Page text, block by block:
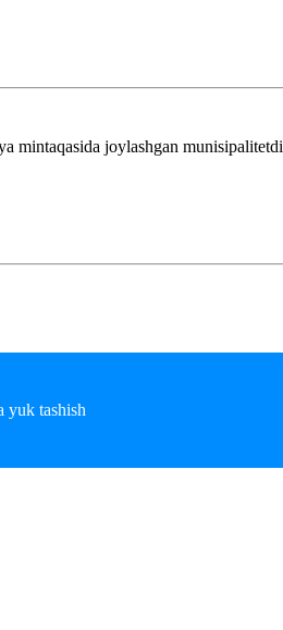
mintaqasida joylashgan
yuk tashish